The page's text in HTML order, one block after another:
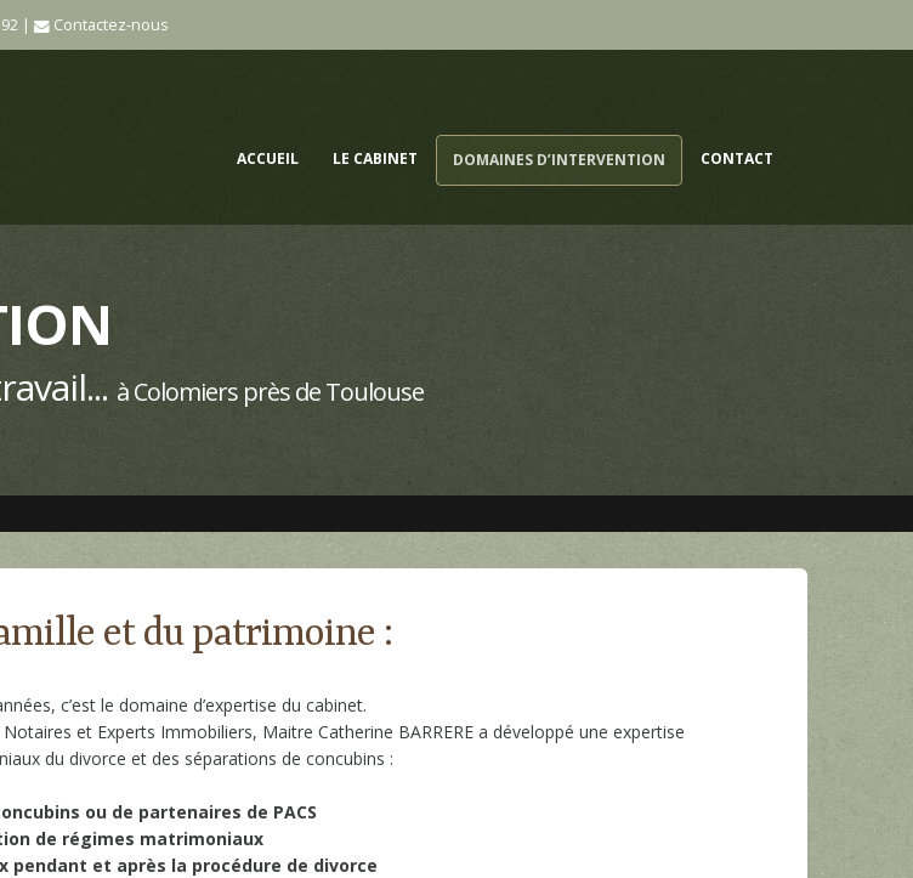
| Contactez-nous
ACCUEIL LE CABINET DOMAINES D’INTERVENTION CONTACT
à Colomiers près de Toulouse
et du patrimoine :
c’est le domaine d’expertise du cabinet.
et Experts Immobiliers, Maitre Catherine BARRERE a développé une expertise
du divorce et des séparations de concubins :
ou de partenaires de PACS
de régimes matrimoniaux
pendant et après la procédure de divorce